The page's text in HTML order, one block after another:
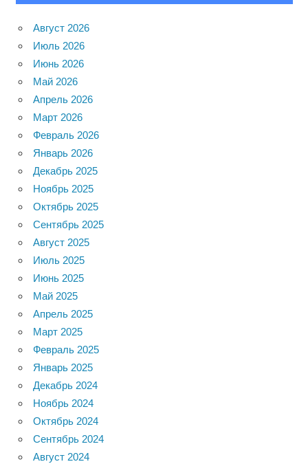
Август 2026
Июль 2026
Июнь 2026
Май 2026
Апрель 2026
Март 2026
Февраль 2026
Январь 2026
Декабрь 2025
Ноябрь 2025
Октябрь 2025
Сентябрь 2025
Август 2025
Июль 2025
Июнь 2025
Май 2025
Апрель 2025
Март 2025
Февраль 2025
Январь 2025
Декабрь 2024
Ноябрь 2024
Октябрь 2024
Сентябрь 2024
Август 2024